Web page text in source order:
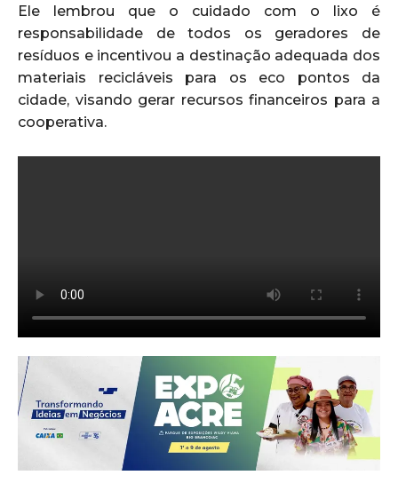
Ele lembrou que o cuidado com o lixo é
responsabilidade de todos os geradores de
resíduos e incentivou a destinação adequada dos
materiais recicláveis para os eco pontos da
cidade, visando gerar recursos financeiros para a
cooperativa.